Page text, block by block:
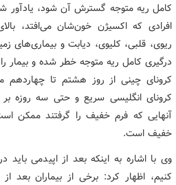
کامل ریه متوجه گسترش آن شود، یادآور
ریوی، قلبی، کلیوی، دیابت و بیماری‌های
درگیری کامل ریه متوجه خطر شده و بیمار
کرونای چینی از روز هشتم تا چهاردهم
کرونای انگلیسی سریع و حتی سه روزه
آنهایی که فرم خفیف را گرفتند ممکن
خفیف است.
وی با اشاره به اینکه بعد از اپیدمی
کنیم، اظهار کرد: برخی از بیماران بعد